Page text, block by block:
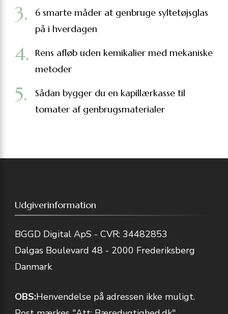
6 smarte måder at genbruge syltetøjsglas
på i hverdagen
Rens afløb uden kemikalier med mekaniske
metoder
Sådan bygger du en kapillærkasse til
tomater af genbrugsmaterialer
Udgiverinformation
BGGD Digital ApS - CVR: 34482853
Dalgas Boulevard 48 - 2000 Frederiksberg
Danmark
OBS:Henvendelse på adressen ikke muligt.